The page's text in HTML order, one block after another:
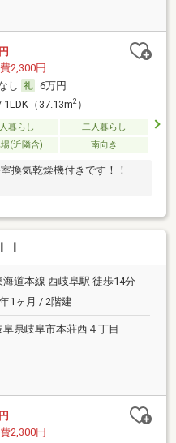
2,300円
し
6万円
1LDK（37.13m2）
暮らし
二人暮らし
(近隣含) 南向き
換気乾燥機付きです！！
Ｉ
海道本線 西岐阜駅 徒歩14分
1ヶ月 / 2階建
阜県岐阜市本荘西４丁目
2,300円